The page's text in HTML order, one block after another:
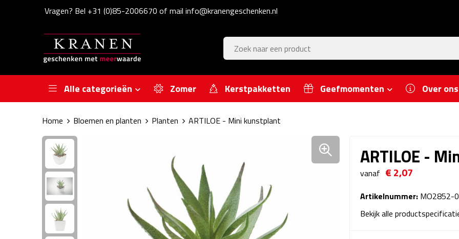
Vragen? Bel +31 (0)85-2006670 of mail info@kranengeschenken.nl
Alle categorieën Zomer Kerstpakketten Geefmomenten Over ons
Home Bloemen en planten Planten ARTILOE - Mini kunstplant
ARTILOE -
vanaf € 2,07
Artikelnummer: MO2852-
Bekijk alle